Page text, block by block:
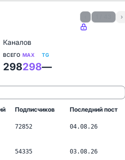
›
Каналов
ВСЕГО
298
MAX
298
TG
—
Подписчиков
Последний пост
72852 04.08.26
54335 03.08.26